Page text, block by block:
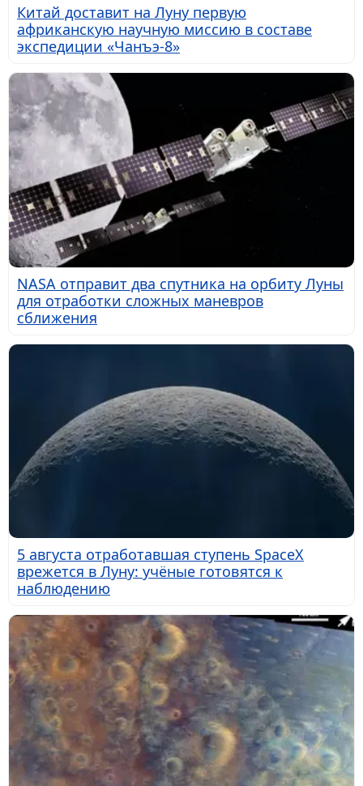
Китай доставит на Луну первую
африканскую научную миссию в составе
экспедиции «Чанъэ-8»
NASA отправит два спутника на орбиту Луны
для отработки сложных маневров
сближения
5 августа отработавшая ступень SpaceX
врежется в Луну: учёные готовятся к
наблюдению